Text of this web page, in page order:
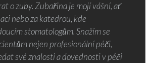
o zuby. Zubařina je mojí vášní, ať
nebo za katedrou, kde
stomatologům. Snažím se
nejen profesionální péči,
své znalosti a dovednosti v péči